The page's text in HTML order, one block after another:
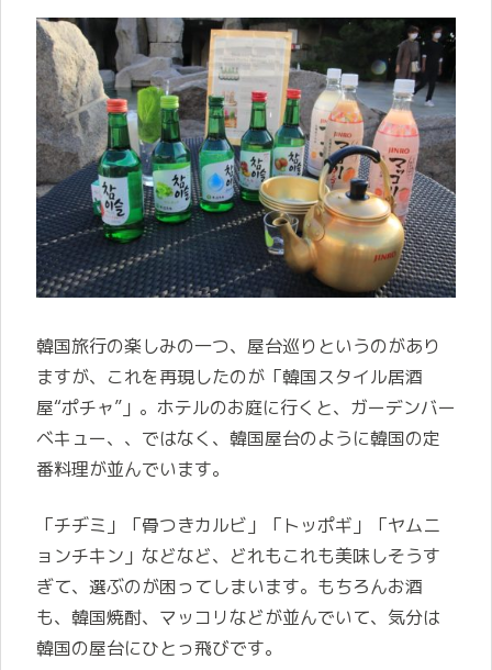
韓国旅行の楽しみの一つ、屋台巡りというのがあり
ますが、これを再現したのが「韓国スタイル居酒
屋“ポチャ”」。ホテルのお庭に行くと、ガーデンバー
ベキュー、、ではなく、韓国屋台のように韓国の定
番料理が並んでいます。
「チヂミ」「骨つきカルビ」「トッポギ」「ヤムニ
ョンチキン」などなど、どれもこれも美味しそうす
ぎて、選ぶのが困ってしまいます。もちろんお酒
も、韓国焼酎、マッコリなどが並んでいて、気分は
韓国の屋台にひとっ飛びです。